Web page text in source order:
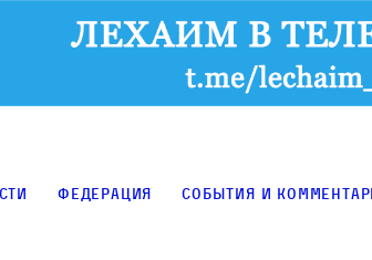
Федерация События и